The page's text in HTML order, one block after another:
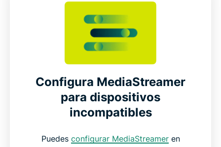
Configura MediaStreamer
para dispositivos
incompatibles
Puedes configurar MediaStreameren